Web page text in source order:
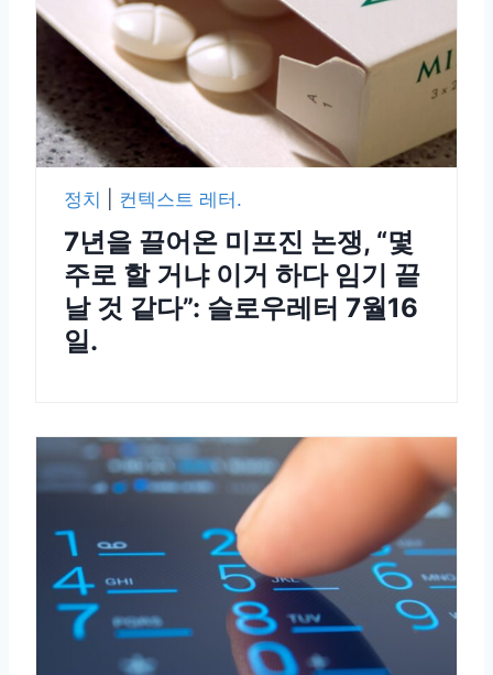
정치 컨텍스트 레터.
7년을 끌어온 미프진 논쟁, “몇
주로 할 거냐 이거 하다 임기 끝
날 것 같다”: 슬로우레터 7월16
일.